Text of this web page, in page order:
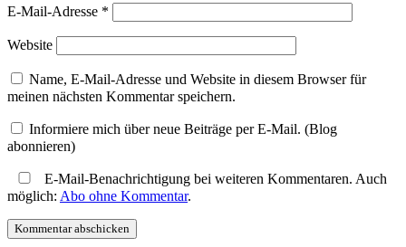
E-Mail-Adresse *
Website
Name, E-Mail-Adresse und Website in diesem Browser für
meinen nächsten Kommentar speichern.
Informiere mich über neue Beiträge per E-Mail. (Blog
abonnieren)
E-Mail-Benachrichtigung bei weiteren Kommentaren. Auch
möglich: Abo ohne Kommentar.